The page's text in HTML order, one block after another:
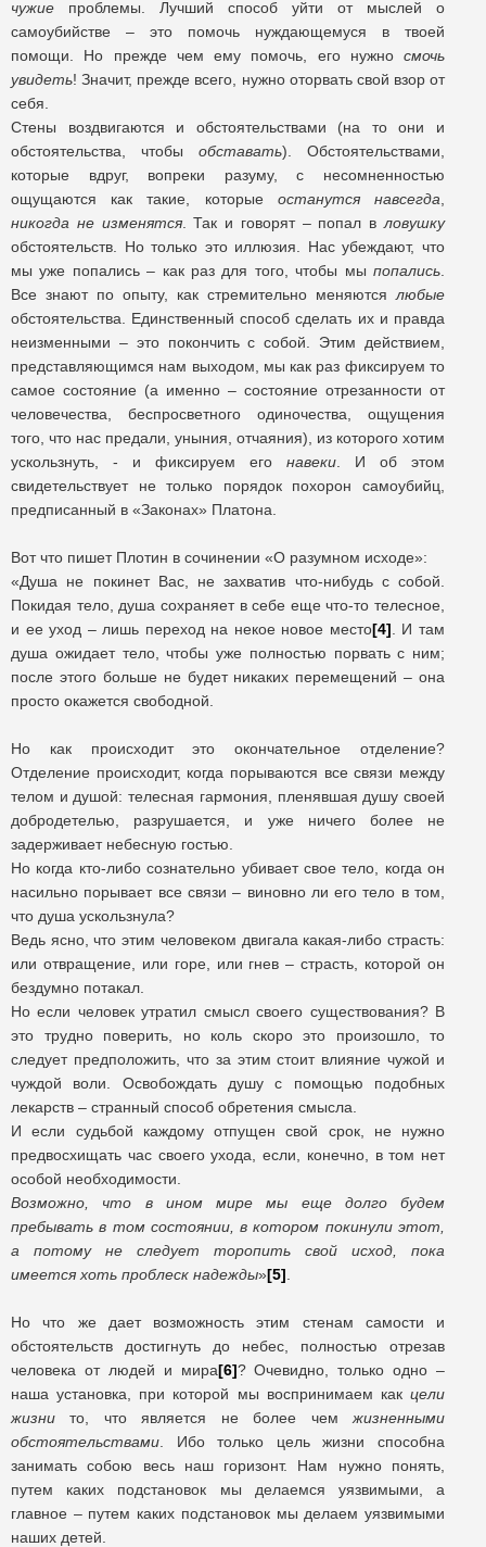
чужие проблемы. Лучший способ уйти от мыслей о
самоубийстве – это помочь нуждающемуся в твоей
помощи. Но прежде чем ему помочь, его нужно смочь
увидеть! Значит, прежде всего, нужно оторвать свой взор от
себя.
Стены воздвигаются и обстоятельствами (на то они и
обстоятельства, чтобы обставать). Обстоятельствами,
которые вдруг, вопреки разуму, с несомненностью
ощущаются как такие, которые останутся навсегда
никогда не изменятся. Так и говорят – попал вловушку
обстоятельств. Но только это иллюзия. Нас убеждают, что
мы уже попались – как раз для того, чтобы мы попались
Все знают по опыту, как стремительно меняются любые
обстоятельства. Единственный способ сделать их и правда
неизменными – это покончить с собой. Этим действием,
представляющимся нам выходом, мы как раз фиксируем то
самое состояние (а именно – состояние отрезанности от
человечества, беспросветного одиночества, ощущения
того, что нас предали, уныния, отчаяния), из которого хотим
ускользнуть, - и фиксируем его навеки . И об этом
свидетельствует не только порядок похорон самоубийц,
предписанный в «Законах» Платона.
Вот что пишет Плотин в сочинении «О разумном исходе»:
«Душа не покинет Вас, не захватив что-нибудь с собой.
Покидая тело, душа сохраняет в себе еще что-то телесное,
и ее уход – лишь переход на некое новое место[4] . И там
душа ожидает тело, чтобы уже полностью порвать с ним;
после этого больше не будет никаких перемещений – она
просто окажется свободной.
Но как происходит это окончательное отделение?
Отделение происходит, когда порываются все связи между
телом и душой: телесная гармония, пленявшая душу своей
добродетелью, разрушается, и уже ничего более не
задерживает небесную гостью.
Но когда кто-либо сознательно убивает свое тело, когда он
насильно порывает все связи – виновно ли его тело в том,
что душа ускользнула?
Ведь ясно, что этим человеком двигала какая-либо страсть:
или отвращение, или горе, или гнев – страсть, которой он
бездумно потакал.
Но если человек утратил смысл своего существования? В
это трудно поверить, но коль скоро это произошло, то
следует предположить, что за этим стоит влияние чужой и
чуждой воли. Освобождать душу с помощью подобных
лекарств – странный способ обретения смысла.
И если судьбой каждому отпущен свой срок, не нужно
предвосхищать час своего ухода, если, конечно, в том нет
особой необходимости.
Возможно, что в ином мире мы еще долго будем
пребывать в том состоянии, в котором покинули этот,
а потому не следует торопить свой исход, пока
имеется хоть проблеск надежды»[5]
Но что же дает возможность этим стенам самости и
обстоятельств достигнуть до небес, полностью отрезав
человека от людей и мира[6]? Очевидно, только одно –
наша установка, при которой мы воспринимаем как цели
жизни то, что является не более чем жизненными
обстоятельствами . Ибо только цель жизни способна
занимать собою весь наш горизонт. Нам нужно понять,
путем каких подстановок мы делаемся уязвимыми, а
главное – путем каких подстановок мы делаем уязвимыми
наших детей.